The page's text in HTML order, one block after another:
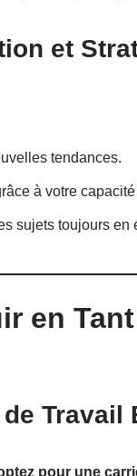
et
tendances.
à votre capacité
sujets toujours en
en
Travail
pour une